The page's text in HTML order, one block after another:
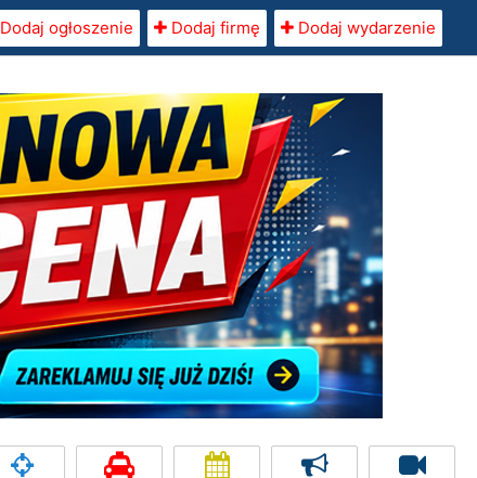
Dodaj ogłoszenie Dodaj firmę Dodaj wydarzenie